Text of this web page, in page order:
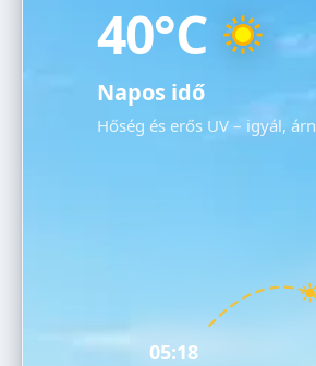
40°C
Napos idő
Hőség és erős UV – igyál,
05:18